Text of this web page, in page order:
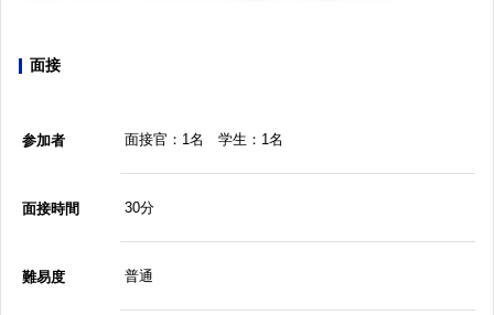
面接
参加者 面接官：1名 学生：1名
面接時間 30分
難易度 普通